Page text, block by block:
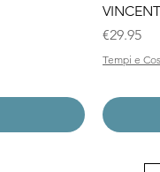
Price
€29.95
Tempi e